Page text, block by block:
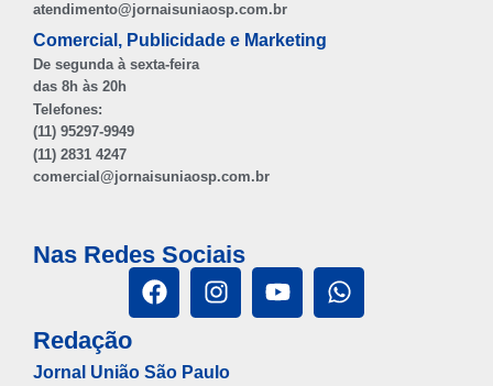
atendimento@jornaisuniaosp.com.br
Comercial, Publicidade e Marketing
De segunda à sexta-feira
das 8h às 20h
Telefones:
(11) 95297-9949
(11) 2831 4247
comercial@jornaisuniaosp.com.br
Nas Redes Sociais
Redação
Jornal União São Paulo